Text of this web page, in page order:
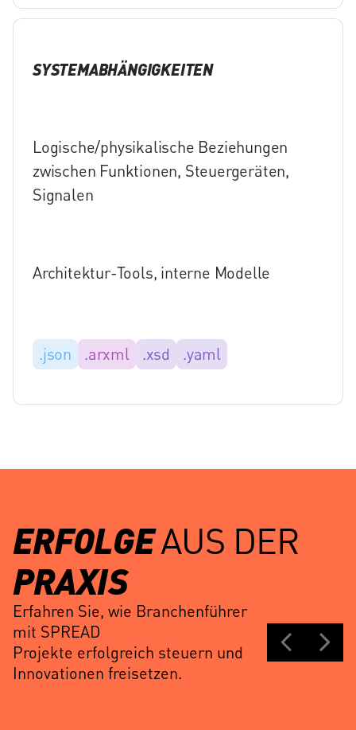
SYSTEMABHÄNGIGKEITEN
Logische/physikalische Beziehungen
zwischen Funktionen, Steuergeräten,
Signalen
Architektur-Tools, interne Modelle
.json .arxml .xsd .yaml
ERFOLGEAUS DER
PRAXIS
Erfahren Sie, wie Branchenführer
mit SPREAD
Projekte erfolgreich steuern und
Innovationen freisetzen.